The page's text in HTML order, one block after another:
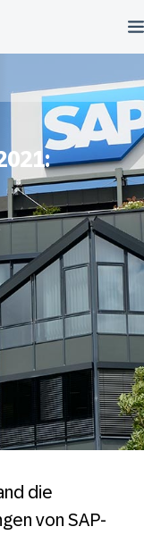
die
von SAP-